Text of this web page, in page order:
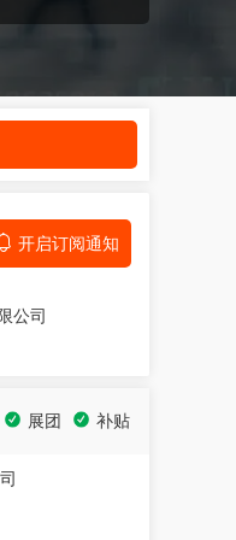
开启订阅通知
公司
补贴
展团